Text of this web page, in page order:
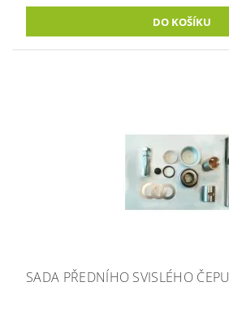
SADA PŘEDNÍHO SVISLÉHO ČEPU